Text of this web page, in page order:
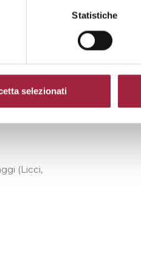
Statistiche
selezionati
settore.
(Licci,